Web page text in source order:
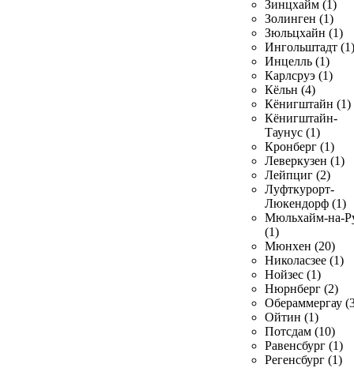
Зинцхайм (1)
Золинген (1)
Зюльцхайн (1)
Ингольштадт (1)
Инцелль (1)
Карлсруэ (1)
Кёльн (4)
Кёнигштайн (1)
Кёнигштайн-
Таунус (1)
Кронберг (1)
Леверкузен (1)
Лейпциг (2)
Луфткурорт-
Люкендорф (1)
Мюльхайм-на-
(1)
Мюнхен (20)
Николасзее (1)
Нойзес (1)
Нюрнберг (2)
Обераммергау
Ойтин (1)
Потсдам (10)
Равенсбург (1)
Регенсбург (1)